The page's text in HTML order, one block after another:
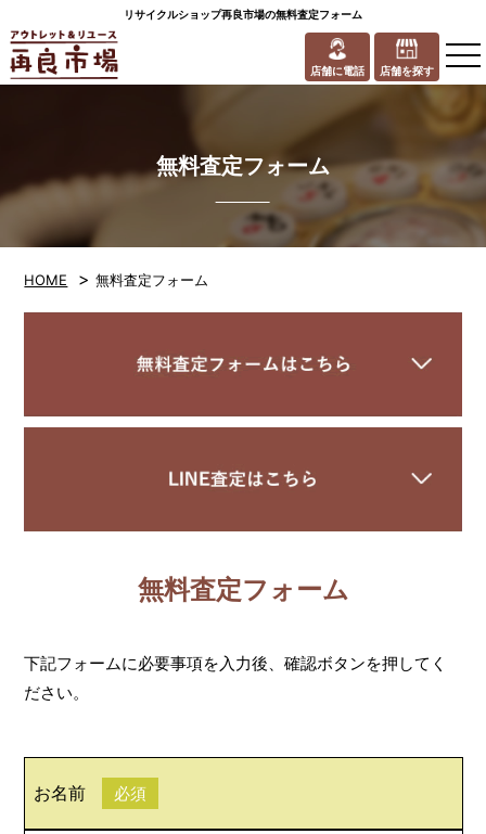
リサイクルショップ再良市場の無料査定フォーム
店舗に電話 店舗を探す
無料査定フォーム
HOME >無料査定フォーム
無料査定フォーム
下記フォームに必要事項を入力後、確認ボタンを押してく
ださい。
お名前 必須